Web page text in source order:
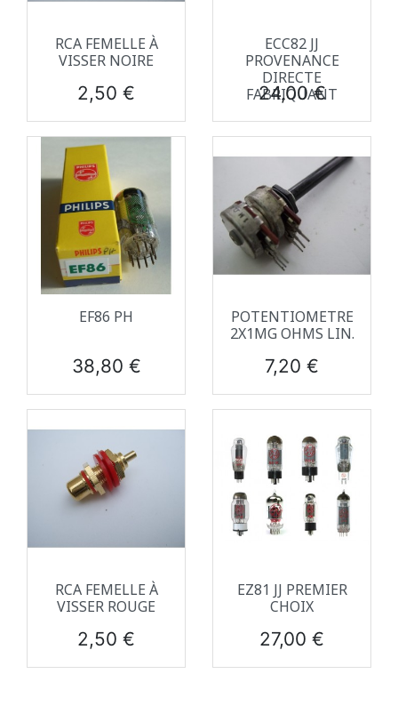
RCA FEMELLE À
VISSER NOIRE
Prix
2,50 €
ECC82 JJ
PROVENANCE
DIRECTE
FABRIQUANT
Prix
24,00 €
EF86 PH
Prix
38,80 €
POTENTIOMETRE
2X1MG OHMS LIN.
Prix
7,20 €
RCA FEMELLE À
VISSER ROUGE
Prix
2,50 €
EZ81 JJ PREMIER
CHOIX
Prix
27,00 €